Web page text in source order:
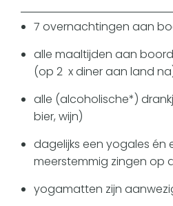
7 overnachtingen aan
alle maaltijden aan
(op 2 x diner aan land
alle (alcoholische*)
bier, wijn)
dagelijks een yogales én
meerstemmig zingen op
yogamatten zijn